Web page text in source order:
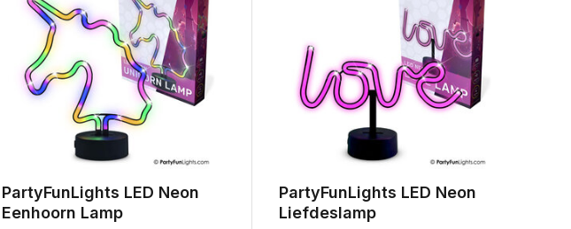
PartyFunLights LED Neon
Eenhoorn Lamp
PartyFunLights LED Neon
Liefdeslamp